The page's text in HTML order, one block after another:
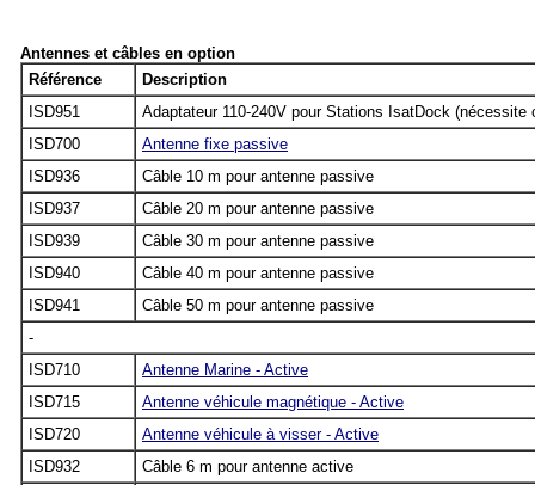
Antennes et câbles en option
Référence
Description
ISD951
Adaptateur 110-240V pour Stations IsatDock (nécessite
ISD700
Antenne fixe passive
ISD936
Câble 10 m pour antenne passive
ISD937
Câble 20 m pour antenne passive
ISD939
Câble 30 m pour antenne passive
ISD940
Câble 40 m pour antenne passive
ISD941
Câble 50 m pour antenne passive
-
ISD710
Antenne Marine - Active
ISD715
Antenne véhicule magnétique - Active
ISD720
Antenne véhicule à visser - Active
ISD932
Câble 6 m pour antenne active